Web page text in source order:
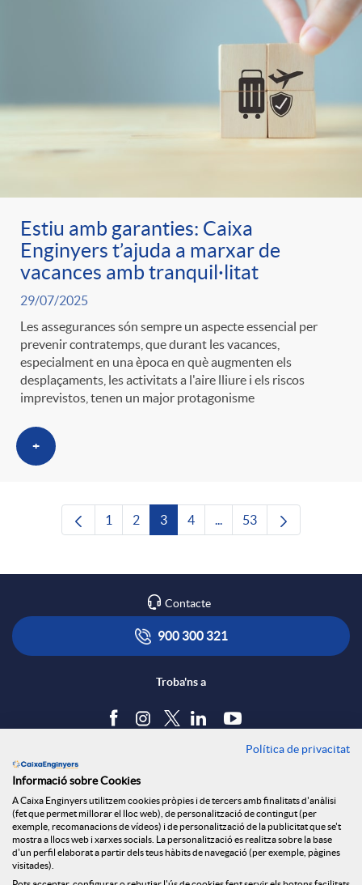
Estiu amb garanties: Caixa
Enginyers t’ajuda a marxar de
vacances amb tranquil·litat
29/07/2025
Les assegurances són sempre un aspecte essencial per
prevenir contratemps, que durant les vacances,
especialment en una època en què augmenten els
desplaçaments, les activitats a l'aire lliure i els riscos
imprevistos, tenen un major protagonisme
+
Pàgina
1 Pàgina
2 Pàgina
3 Pàgina
4 Pàgines intermèdies
Pàgina
53
Contacte
900 300 321
Troba'ns a
Política de cookies
Avís legal
Seguretat Online
Política de privacitat
Informació sobre Cookies
A Caixa Enginyers utilitzem cookies pròpies i de tercers amb finalitats d'anàlisi
(fet que permet millorar el lloc web), de personalització de contingut (per
exemple, recomanacions de vídeos) i de personalització de la publicitat que se't
mostra a llocs web i xarxes socials. La personalització es realitza sobre la base
d'un perfil elaborat a partir dels teus hàbits de navegació (per exemple, pàgines
visitades).